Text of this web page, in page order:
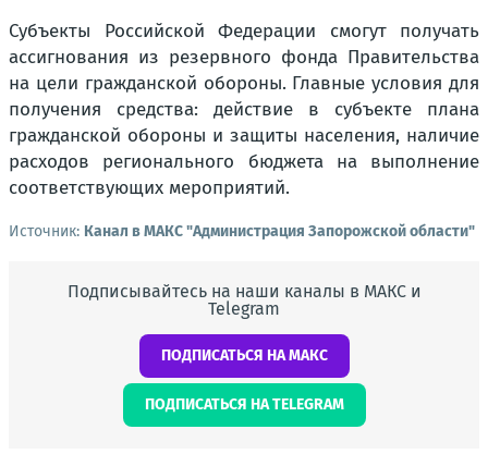
Субъекты Российской Федерации смогут получать
ассигнования из резервного фонда Правительства
на цели гражданской обороны. Главные условия для
получения средства: действие в субъекте плана
гражданской обороны и защиты населения, наличие
расходов регионального бюджета на выполнение
соответствующих мероприятий.
Источник: Канал в МАКС "Администрация Запорожской области"
Подписывайтесь на наши каналы в МАКС и
Telegram
ПОДПИСАТЬСЯ НА МАКС
ПОДПИСАТЬСЯ НА TELEGRAM